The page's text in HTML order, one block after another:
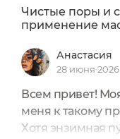
Чистые поры и
применение
Анастасия
28 июня 2026
Всем привет!
меня к такому
Хотя энзимная